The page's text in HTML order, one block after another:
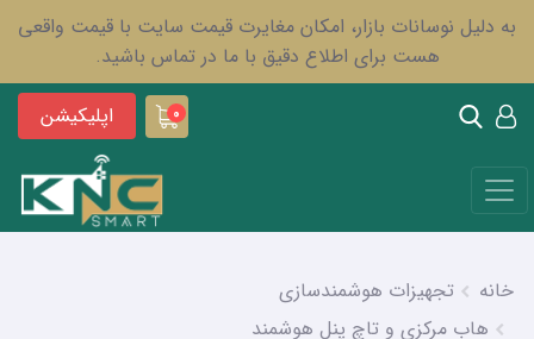
به دلیل نوسانات بازار، امکان مغایرت قیمت سایت با قیمت واقعی
هست برای اطلاع دقیق با ما در تماس باشید.
0 اپلیکیشن
خانه
تجهیزات هوشمندسازی
هاب مرکزی و تاچ پنل هوشمند